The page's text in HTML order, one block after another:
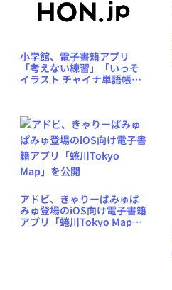
小学館、電子書籍アプリ
「考えない練習」「いっそ
イラスト チャイナ単語帳」
アドビ、きゃりーぱみゅぱ
みゅ登場のiOS向け電子書籍
アプリ「蜷川Tokyo Map」